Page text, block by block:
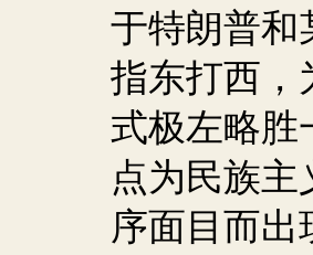
于特朗普和
指东打西，
式极左略胜
点为民族
序面目而出